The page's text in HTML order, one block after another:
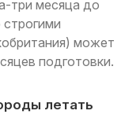
три месяца до
может
подготовки.
летать